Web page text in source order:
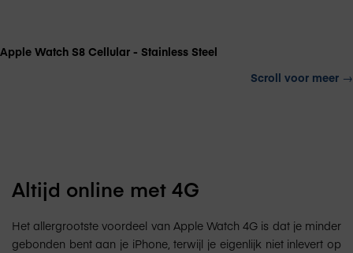
Apple Watch S8 Cellular - Stainless Steel
Scroll voor meer →
Altijd online met 4G
Het allergrootste voordeel van Apple Watch 4G is dat je minder
gebonden bent aan je iPhone, terwijl je eigenlijk niet inlevert op